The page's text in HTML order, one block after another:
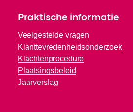
Praktische informatie
Veelgestelde vragen
Klanttevredenheidsonderzoek
Klachtenprocedure
Plaatsingsbeleid
Jaarverslag